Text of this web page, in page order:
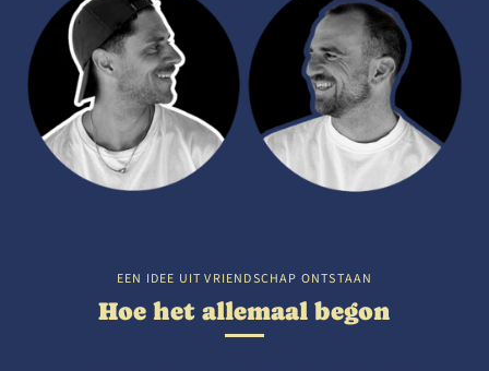
EEN IDEE UIT VRIENDSCHAP ONTSTAAN
Hoe het allemaal begon